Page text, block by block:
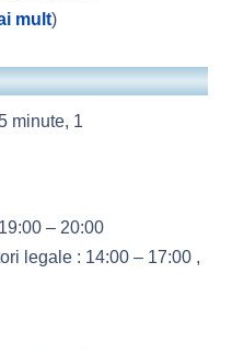
mult)
minute, 1
– 20:00
legale : 14:00 – 17:00 ,